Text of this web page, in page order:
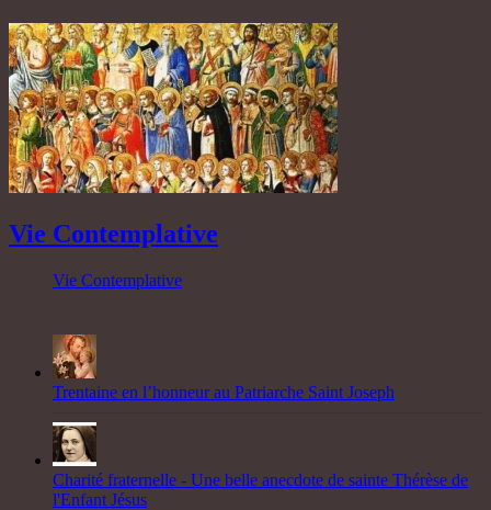
Vie Contemplative
Vie Contemplative
Trentaine en l’honneur au Patriarche Saint Joseph
Charité fraternelle - Une belle anecdote de sainte Thérèse de
l'Enfant Jésus